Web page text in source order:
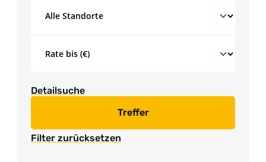
Detailsuche
Treffer
Filter zurücksetzen